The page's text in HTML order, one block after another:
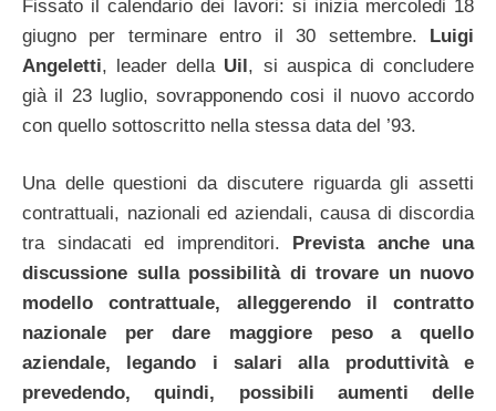
Fissato il calendario dei lavori: si inizia mercoledi 18
giugno per terminare entro il 30 settembre. Luigi
Angeletti, leader della Uil, si auspica di concludere
già il 23 luglio, sovrapponendo cosi il nuovo accordo
con quello sottoscritto nella stessa data del ’93.
Una delle questioni da discutere riguarda gli assetti
contrattuali, nazionali ed aziendali, causa di discordia
tra sindacati ed imprenditori.
Prevista anche una
discussione sulla possibilità di trovare un nuovo
modello contrattuale, alleggerendo il contratto
nazionale per dare maggiore peso a quello
aziendale, legando i salari alla produttività e
prevedendo, quindi, possibili aumenti delle